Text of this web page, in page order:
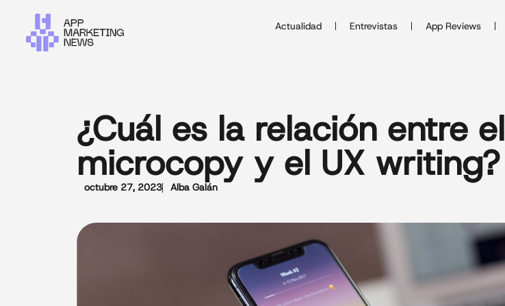
Actualidad Entrevistas App Reviews
¿Cuál es la relación entre el
microcopy y el UX writing?
octubre 27, 2023 Alba Galán